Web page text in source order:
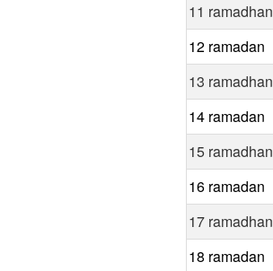
11 ramadhan
12 ramadan
13 ramadhan
14 ramadan
15 ramadhan
16 ramadan
17 ramadhan
18 ramadan